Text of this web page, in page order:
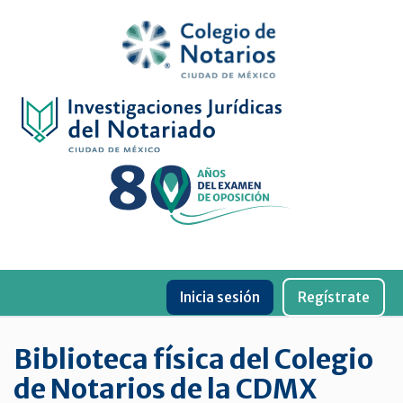
Física
Jurídica
virtual
de
Inicia sesión Regístrate
Biblioteca física del Colegio
de Notarios de la CDMX